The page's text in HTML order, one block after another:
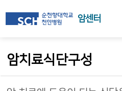
암센터
암치료식단구성